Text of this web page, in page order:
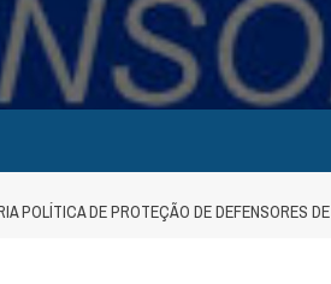
POLÍTICA DE PROTEÇÃO DE DEFENSORES